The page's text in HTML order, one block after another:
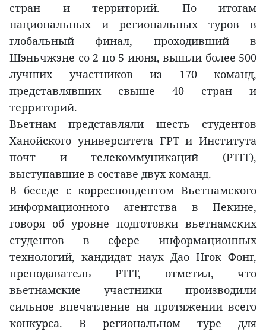
стран и территорий. По итогам
национальных и региональных туров в
глобальный финал, проходивший в
Шэньчжэне со 2 по 5 июня, вышли более 500
лучших участников из 170 команд,
представлявших свыше 40 стран и
территорий.
Вьетнам представляли шесть студентов
Ханойского университета FPT и Института
почт и телекоммуникаций (PTIT),
выступавшие в составе двух команд.
В беседе с корреспондентом Вьетнамского
информационного агентства в Пекине,
говоря об уровне подготовки вьетнамских
студентов в сфере информационных
технологий, кандидат наук Дао Нгок Фонг,
преподаватель PTIT, отметил, что
вьетнамские участники производили
сильное впечатление на протяжении всего
конкурса. В региональном туре для